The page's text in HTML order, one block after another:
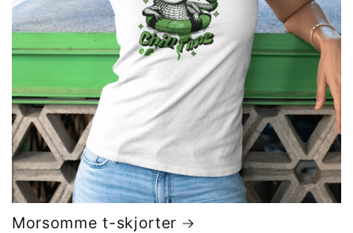
Morsomme t-skjorter